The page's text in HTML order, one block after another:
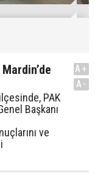
PAK
Başkanı
ve
A+
A-